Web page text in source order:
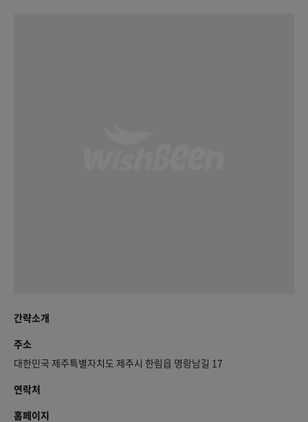
간략소개
주소
대한민국 제주특별자치도 제주시 한림읍 명랑남길 17
연락처
홈페이지